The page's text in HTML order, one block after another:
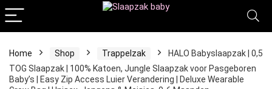
Home Shop Trappelzak
HALO Babyslaapzak | 0,5
TOG Slaapzak | 100% Katoen, Jungle Slaapzak voor Pasgeboren
Baby’s | Easy Zip Access Luier Verandering | Deluxe Wearable